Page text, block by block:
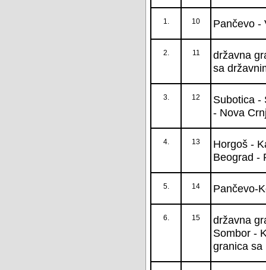
1. 10 Pančevo -
2. 11
državna
sa
3. 12
Subotica -
- Nova
4. 13
Horgoš -
Beograd -
5. 14 Pančevo-
6. 15
državna
Sombor -
granica sa